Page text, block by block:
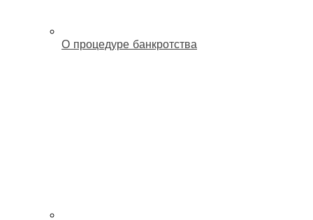
О процедуре банкротства